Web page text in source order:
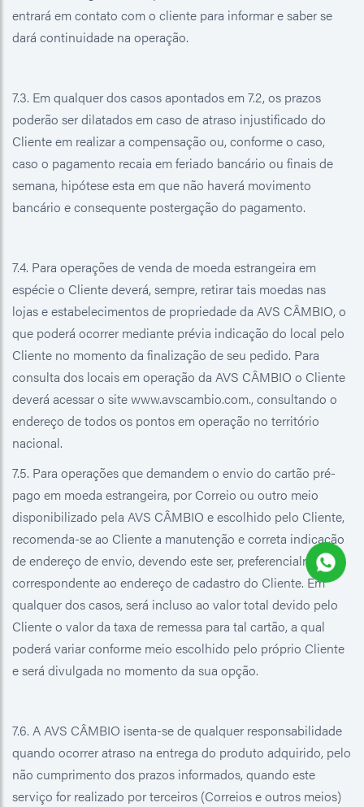
entrará em contato com o cliente para informar e saber se
dará continuidade na operação.
7.3. Em qualquer dos casos apontados em 7.2, os prazos
poderão ser dilatados em caso de atraso injustificado do
Cliente em realizar a compensação ou, conforme o caso,
caso o pagamento recaia em feriado bancário ou finais de
semana, hipótese esta em que não haverá movimento
bancário e consequente postergação do pagamento.
7.4. Para operações de venda de moeda estrangeira em
espécie o Cliente deverá, sempre, retirar tais moedas nas
lojas e estabelecimentos de propriedade da AVS CÂMBIO, o
que poderá ocorrer mediante prévia indicação do local pelo
Cliente no momento da finalização de seu pedido. Para
consulta dos locais em operação da AVS CÂMBIO o Cliente
deverá acessar o site www.avscambio.com., consultando o
endereço de todos os pontos em operação no território
nacional.
7.5. Para operações que demandem o envio do cartão pré-
pago em moeda estrangeira, por Correio ou outro meio
disponibilizado pela AVS CÂMBIO e escolhido pelo Cliente,
recomenda-se ao Cliente a manutenção e correta indicação
de endereço de envio, devendo este ser, preferencialmente,
correspondente ao endereço de cadastro do Cliente. Em
qualquer dos casos, será incluso ao valor total devido pelo
Cliente o valor da taxa de remessa para tal cartão, a qual
poderá variar conforme meio escolhido pelo próprio Cliente
e será divulgada no momento da sua opção.
7.6. A AVS CÂMBIO isenta-se de qualquer responsabilidade
quando ocorrer atraso na entrega do produto adquirido, pelo
não cumprimento dos prazos informados, quando este
serviço for realizado por terceiros (Correios e outros meios)